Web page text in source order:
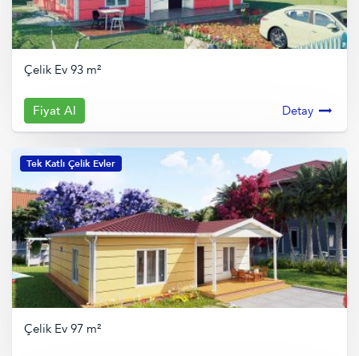
Çelik Ev 93 m²
Fiyat Al Detay
Tek Katlı Çelik Evler
Çelik Ev 97 m²